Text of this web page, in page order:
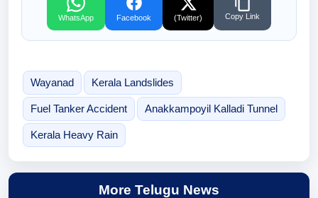
WhatsApp Facebook (Twitter) Copy Link
Wayanad Kerala Landslides
Fuel Tanker Accident Anakkampoyil Kalladi Tunnel
Kerala Heavy Rain
More Telugu News